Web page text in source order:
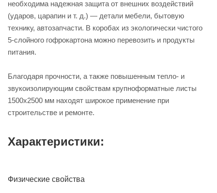
необходима надежная защита от внешних воздействий
(ударов, царапин и т. д.) — детали мебели, бытовую
технику, автозапчасти. В коробах из экологически чистого
5-слойного гофрокартона можно перевозить и продукты
питания.
Благодаря прочности, а также повышенным тепло- и
звукоизолирующим свойствам крупноформатные листы
1500х2500 мм находят широкое применение при
строительстве и ремонте.
Характеристики:
Физические свойства